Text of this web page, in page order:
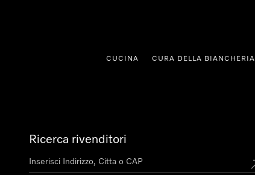
CUCINA CURA DELLA BIANCHERIA
Ricerca rivenditori